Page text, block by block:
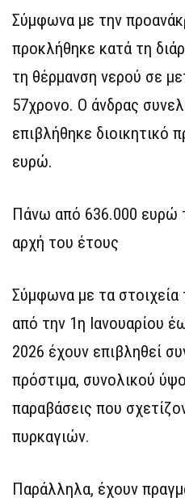
Σύμφωνα με την
προκλήθηκε κατά τη
τη θέρμανση νερού σε
57χρονο. Ο άνδρας
επιβλήθηκε διοικητικό
ευρώ.
Πάνω από 636.000 ευρώ
αρχή του έτους
Σύμφωνα με τα
από την 1η Ιανουαρίου
2026 έχουν επιβληθεί
πρόστιμα, συνολικού
παραβάσεις που
πυρκαγιών.
Παράλληλα, έχουν